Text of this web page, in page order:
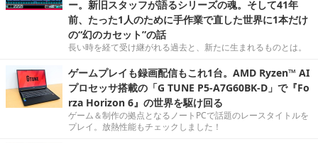
ー。新旧スタッフが語るシリーズの魂。そして41年
前、たった1人のために手作業で直した世界に1本だけ
の“幻のカセット”の話
長い時を経て受け継がれる過去と、新たに生まれるものとは。
ゲームプレイも録画配信もこれ1台。AMD Ryzen™ AI
プロセッサ搭載の「G TUNE P5-A7G60BK-D」で『Fo
rza Horizon 6』の世界を駆け回る
ゲーム＆制作の拠点となるノートPCで話題のレースタイトルを
プレイ。放熱性能もチェックしました！